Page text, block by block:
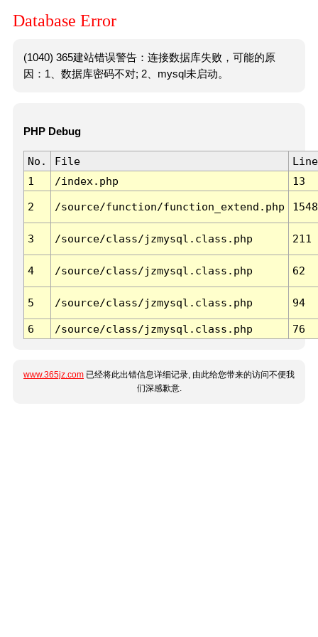
Database Error
(1040) 365建站错误警告：连接数据库失败，可能的原
因：1、数据库密码不对; 2、mysql未启动。
PHP Debug
No. File
Line
1
/index.php 13
2 /source/function/function_extend.php 1548
3 /source/class/jzmysql.class.php 211
4 /source/class/jzmysql.class.php 62
5 /source/class/jzmysql.class.php 94
6 /source/class/jzmysql.class.php 76
www.365jz.com 已经将此出错信息详细记录, 由此给您带来的访问不便我
们深感歉意.